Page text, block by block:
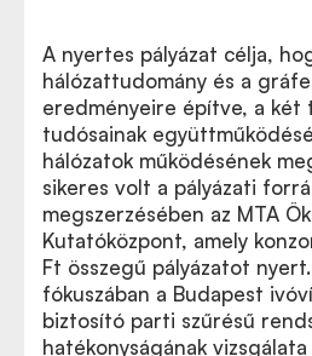
A nyertes pályázat célja,
hálózattudomány és a
eredményeire építve, a két
tudósainak
hálózatok működésének
sikeres volt a pályázati
megszerzésében az MTA
Kutatóközpont, amely
Ft összegű pályázatot
fókuszában a Budapest
biztosító parti szűrésű
hatékonyságának vizsgálata